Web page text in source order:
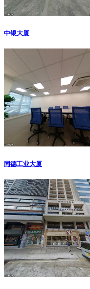
中银大厦
同德工业大厦